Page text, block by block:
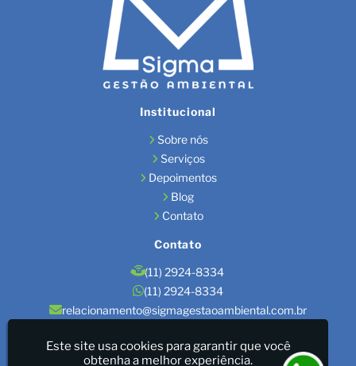
Institucional
Sobre nós
Serviços
Depoimentos
Blog
Contato
Contato
(11) 2924-8334
(11) 2924-8334
relacionamento@sigmagestaoambiental.com.br
Localização
Este site usa cookies para garantir que você
obtenha a melhor experiência.